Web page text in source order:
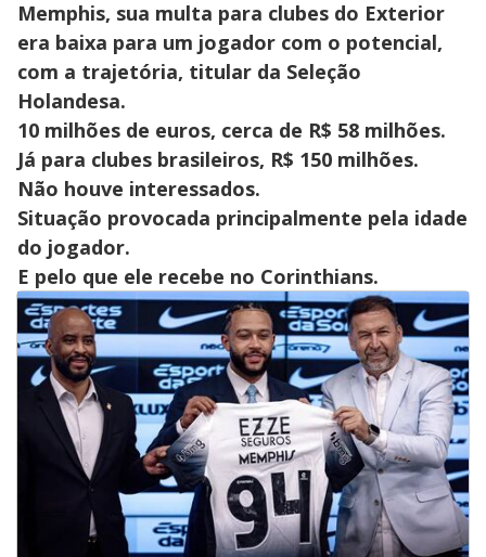
Memphis, sua multa para clubes do Exterior
era baixa para um jogador com o potencial,
com a trajetória, titular da Seleção
Holandesa.
10 milhões de euros, cerca de R$ 58 milhões.
Já para clubes brasileiros, R$ 150 milhões.
Não houve interessados.
Situação provocada principalmente pela idade
do jogador.
E pelo que ele recebe no Corinthians.